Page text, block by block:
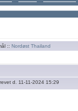
:: Nordøst Thailand
d. 11-11-2024 15:29